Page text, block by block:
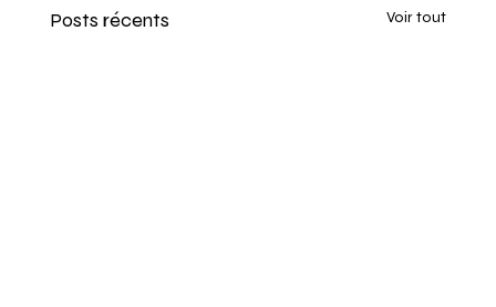
Posts récents Voir tout